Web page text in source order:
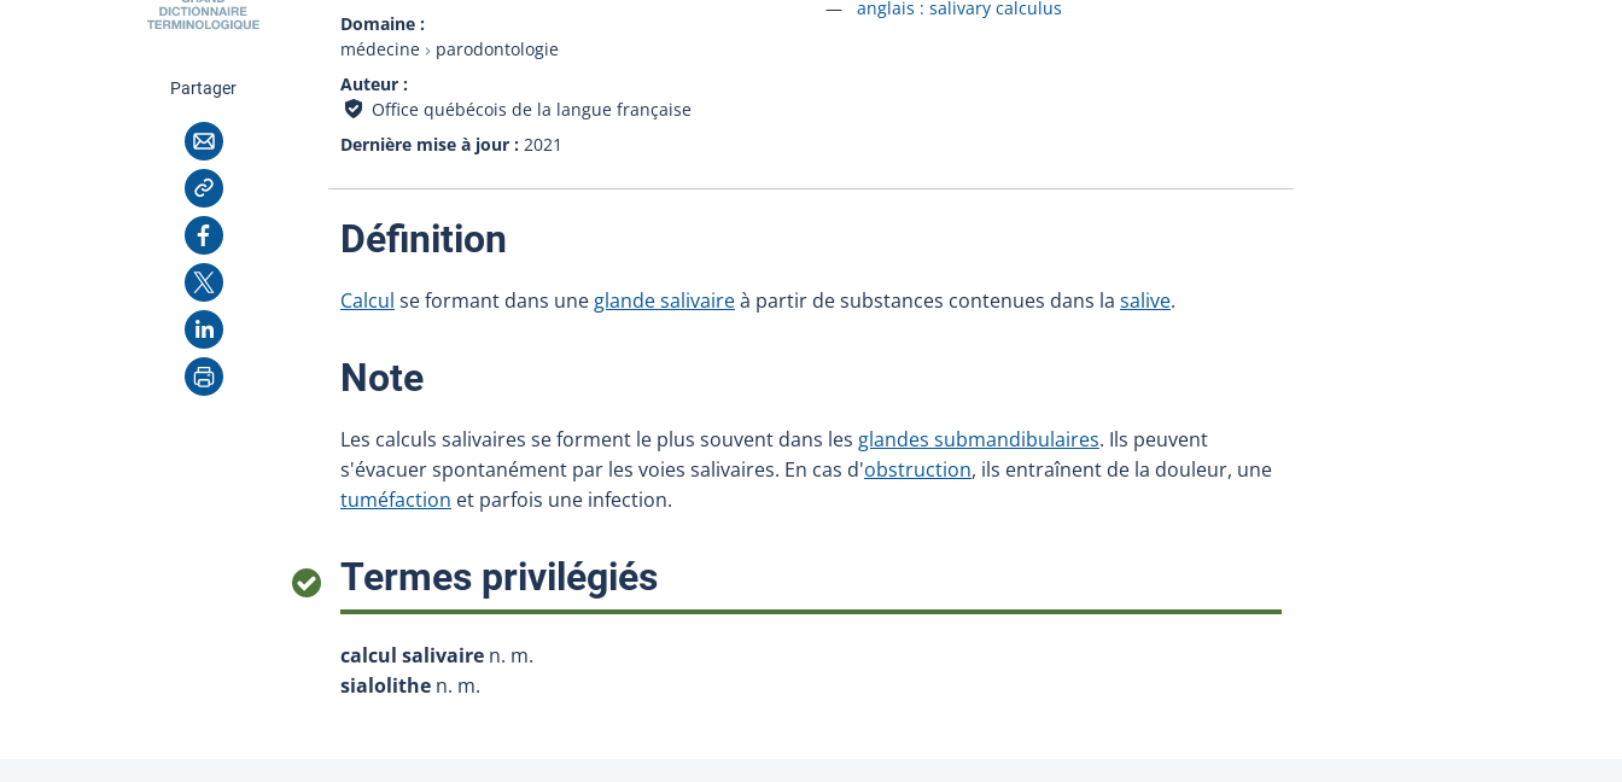
Domaine
médecine
parodontologie
Auteur
Office québécois de la langue française
Dernière mise à jour
2021
Accéder à la fiche en
anglais : salivary calculus
Partagercette page
Courriel
Copier l'adresse
Facebook
X
LinkedIn
Imprimer
Définition
Calcul se formant dans une glande salivaireà partir de substances contenues dans la salive.
Note:
Les calculs salivaires se forment le plus souvent dans les glandes submandibulaires. Ils peuvent
s'évacuer spontanément par les voies salivaires. En cas d'obstruction, ils entraînent de la douleur, une
tuméfaction et parfois une infection.
Termes privilégiés:
calcul salivaire n. m.
sialolithe n. m.